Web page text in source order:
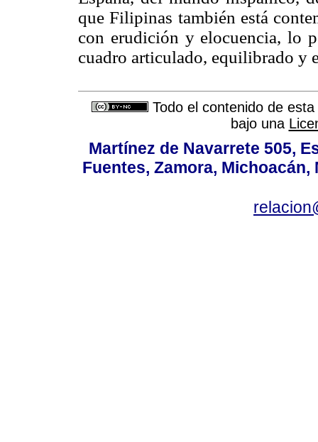
que Filipinas también está
con erudición y elocuencia, lo
cuadro articulado, equilibrado y
Todo el contenido de
bajo una
Martínez de Navarrete 505,
Fuentes, Zamora, Michoacán,